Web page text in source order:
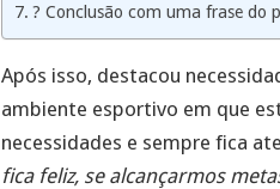
? Conclusão com uma frase do
Após isso, destacou
ambiente esportivo em que
necessidades e sempre fica
fica feliz, se alcançarmos